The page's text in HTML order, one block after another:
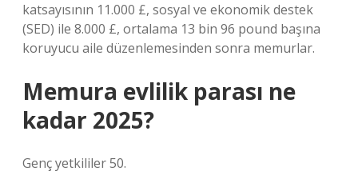
katsayısının 11.000 £, sosyal ve ekonomik destek
(SED) ile 8.000 £, ortalama 13 bin 96 pound başına
koruyucu aile düzenlemesinden sonra memurlar.
Memura evlilik parası ne
kadar 2025?
Genç yetkililer 50.